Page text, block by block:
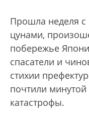
Прошла неделя с
цунами,
побережье
спасатели и
стихии
почтили
катастрофы.